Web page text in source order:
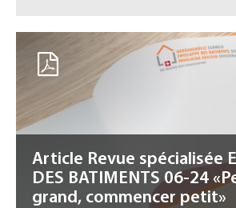
Article Revue spécialisée
DES BATIMENTS 06-24
grand, commencer petit»